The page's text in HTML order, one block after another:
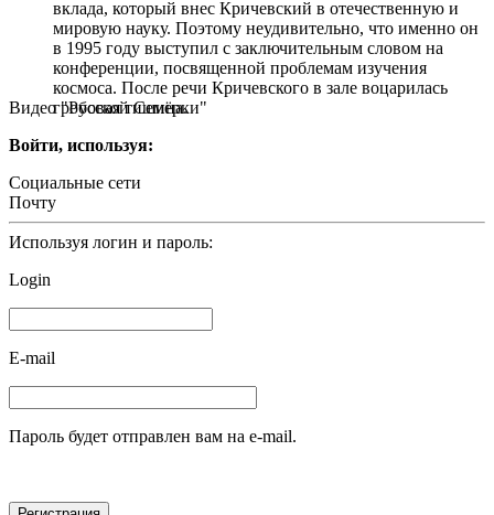
Видео "Русской Семёрки"
вклада, который внес Кричевский в отечественную и
мировую науку. Поэтому неудивительно, что именно он
в 1995 году выступил с заключительным словом на
конференции, посвященной проблемам изучения
космоса. После речи Кричевского в зале воцарилась
гробовая тишина.
Войти, используя:
Социальные сети
Почту
Используя логин и пароль:
Login
E-mail
Пароль будет отправлен вам на e-mail.